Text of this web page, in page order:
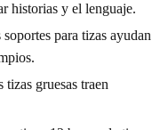
historias y el lenguaje.
para tizas ayudan
gruesas traen